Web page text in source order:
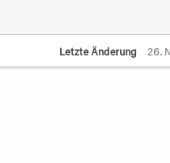
Letzte Änderung 26.